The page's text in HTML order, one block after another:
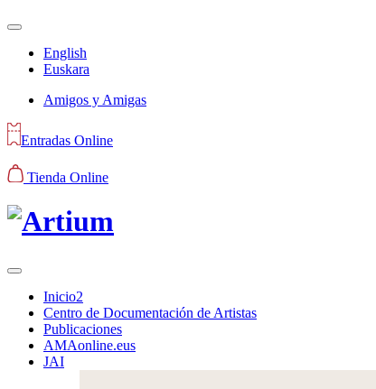
English
Euskara
Amigos y Amigas
Entradas Online
Tienda Online
Inicio2
Centro de Documentación de Artistas
Publicaciones
AMAonline.eus
JAI